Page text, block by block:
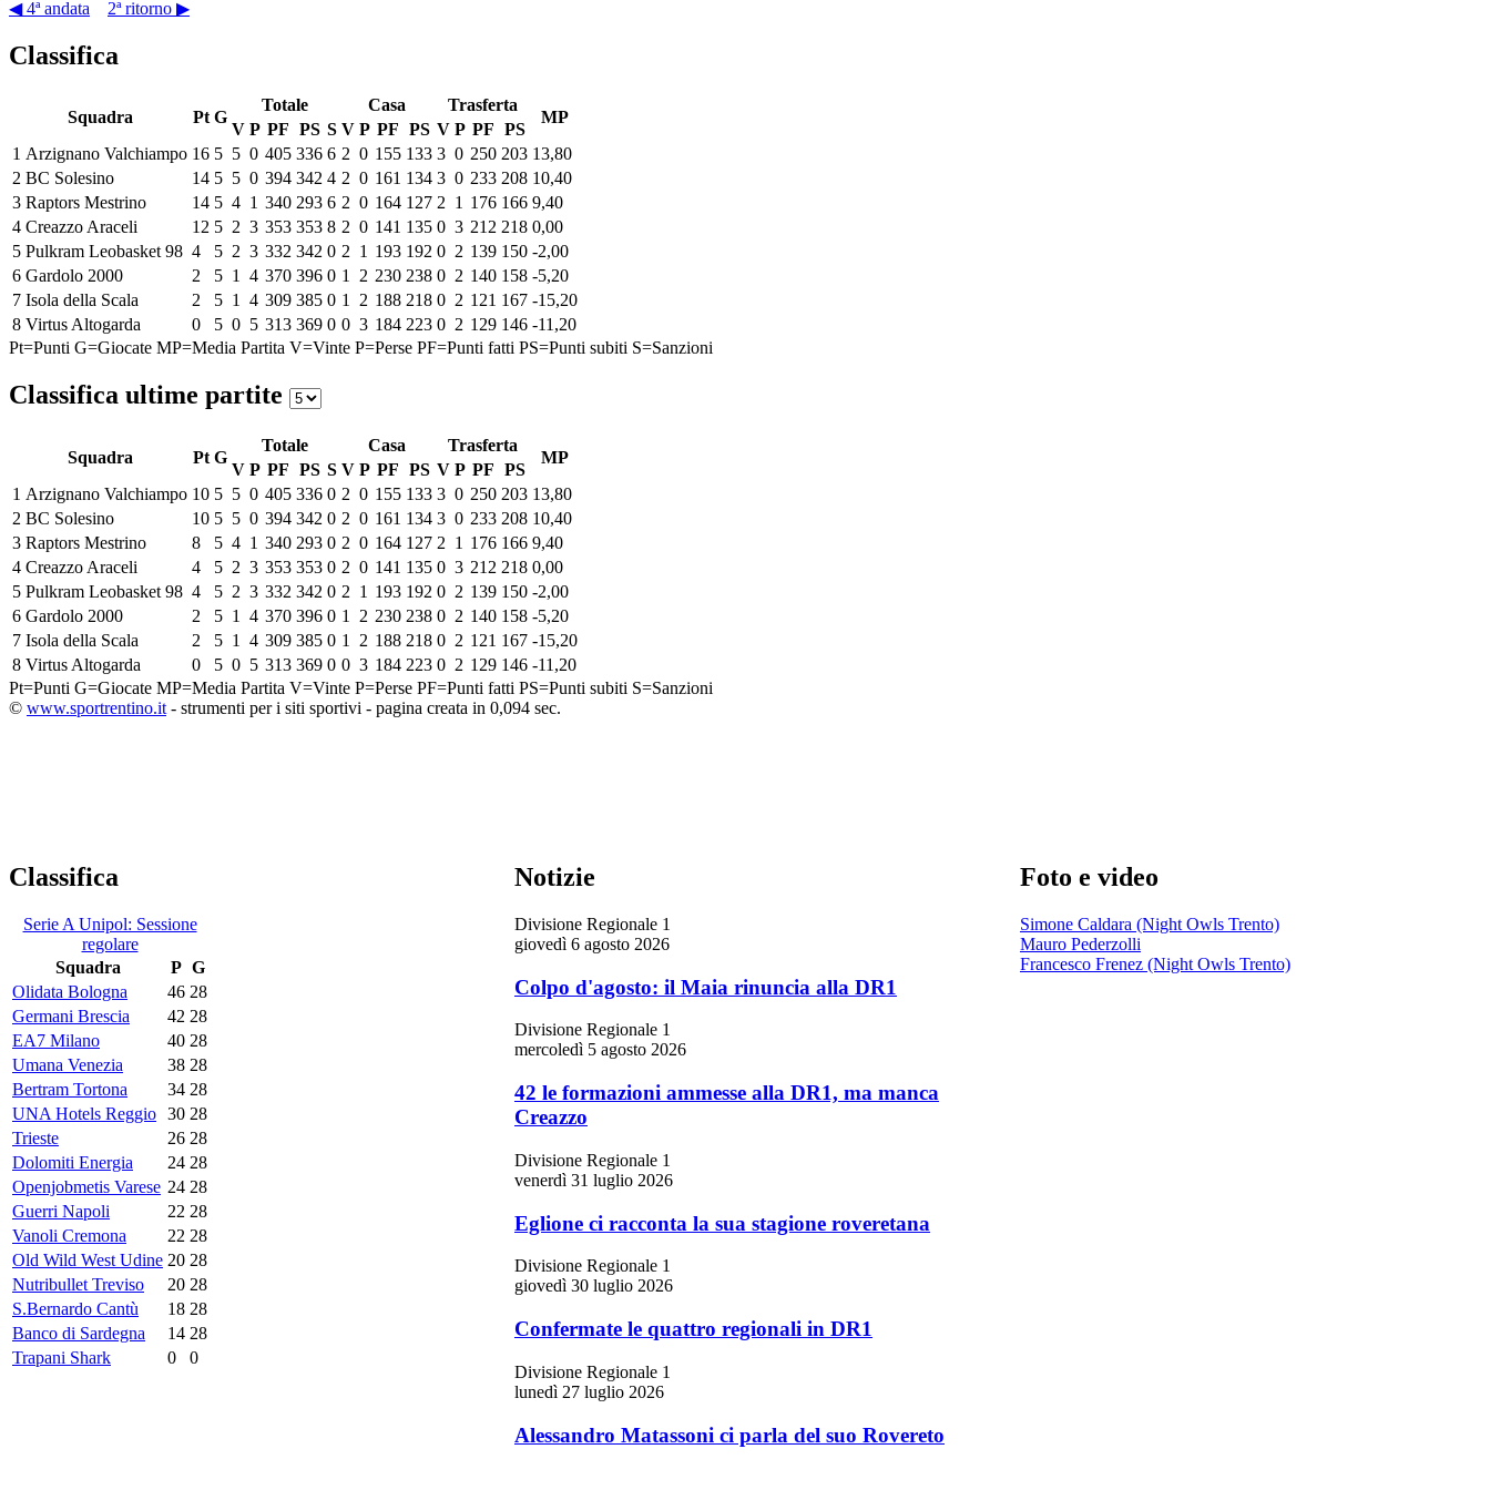
◀ 4ª andata 2ª ritorno ▶
Classifica
Squadra Pt G
Totale Casa Trasferta
MP
V P PF PS S V P PF PS V P PF PS
1 Arzignano Valchiampo 16 5 5 0 405 336 6 2 0 155 133 3 0 250 203 13,80
2 BC Solesino 14 5 5 0 394 342 4 2 0 161 134 3 0 233 208 10,40
3 Raptors Mestrino 14 5 4 1 340 293 6 2 0 164 127 2 1 176 166 9,40
4 Creazzo Araceli 12 5 2 3 353 353 8 2 0 141 135 0 3 212 218 0,00
5 Pulkram Leobasket 98 4 5 2 3 332 342 0 2 1 193 192 0 2 139 150 -2,00
6 Gardolo 2000 2 5 1 4 370 396 0 1 2 230 238 0 2 140 158 -5,20
7 Isola della Scala 2 5 1 4 309 385 0 1 2 188 218 0 2 121 167 -15,20
8 Virtus Altogarda 0 5 0 5 313 369 0 0 3 184 223 0 2 129 146 -11,20
Pt=Punti G=Giocate MP=Media Partita V=Vinte P=Perse PF=Punti fatti PS=Punti subiti S=Sanzioni
Classifica ultime partite
Squadra Pt G
Totale Casa Trasferta
MP
V P PF PS S V P PF PS V P PF PS
1 Arzignano Valchiampo 10 5 5 0 405 336 0 2 0 155 133 3 0 250 203 13,80
2 BC Solesino 10 5 5 0 394 342 0 2 0 161 134 3 0 233 208 10,40
3 Raptors Mestrino 8 5 4 1 340 293 0 2 0 164 127 2 1 176 166 9,40
4 Creazzo Araceli 4 5 2 3 353 353 0 2 0 141 135 0 3 212 218 0,00
5 Pulkram Leobasket 98 4 5 2 3 332 342 0 2 1 193 192 0 2 139 150 -2,00
6 Gardolo 2000 2 5 1 4 370 396 0 1 2 230 238 0 2 140 158 -5,20
7 Isola della Scala 2 5 1 4 309 385 0 1 2 188 218 0 2 121 167 -15,20
8 Virtus Altogarda 0 5 0 5 313 369 0 0 3 184 223 0 2 129 146 -11,20
Pt=Punti G=Giocate MP=Media Partita V=Vinte P=Perse PF=Punti fatti PS=Punti subiti S=Sanzioni
© www.sportrentino.it - strumenti per i siti sportivi - pagina creata in 0,094 sec.
Classifica
Serie A Unipol: Sessione
regolare
Squadra
P G
Olidata Bologna
46 28
Germani Brescia
42 28
EA7 Milano
40 28
Umana Venezia
38 28
Bertram Tortona
34 28
UNA Hotels Reggio 30 28
Trieste
26 28
Dolomiti Energia
24 28
Openjobmetis Varese 24 28
Guerri Napoli
22 28
Vanoli Cremona
22 28
Old Wild West Udine 20 28
Nutribullet Treviso
20 28
S.Bernardo Cantù
18 28
Banco di Sardegna
14 28
Trapani Shark
0 0
Notizie
Divisione Regionale 1
giovedì 6 agosto 2026
Colpo d'agosto: il Maia rinuncia alla DR1
Divisione Regionale 1
mercoledì 5 agosto 2026
42 le formazioni ammesse alla DR1, ma manca
Creazzo
Divisione Regionale 1
venerdì 31 luglio 2026
Eglione ci racconta la sua stagione roveretana
Divisione Regionale 1
giovedì 30 luglio 2026
Confermate le quattro regionali in DR1
Divisione Regionale 1
lunedì 27 luglio 2026
Alessandro Matassoni ci parla del suo Rovereto
Foto e video
Simone Caldara (Night Owls Trento)
Mauro Pederzolli
Francesco Frenez (Night Owls Trento)